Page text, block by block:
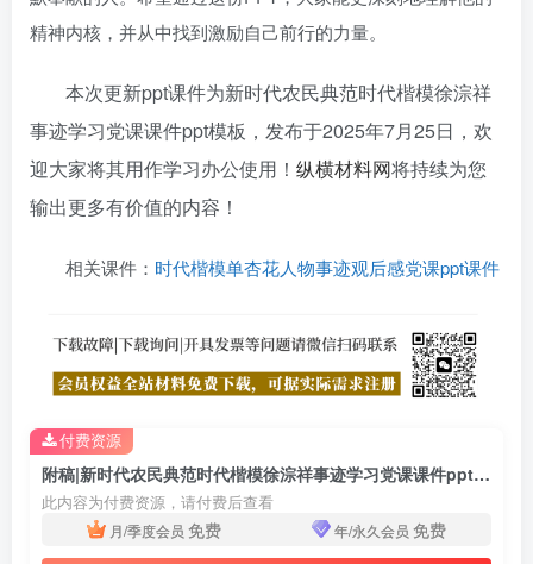
精神内核，并从中找到激励自己前行的力量。
本次更新ppt课件为新时代农民典范时代楷模徐淙祥
事迹学习党课课件ppt模板，发布于2025年7月25日 ，欢
迎大家将其用作学习办公使用！ 纵横材料网将持续为您
输出更多有价值的内容！
相关课件： 时代楷模单杏花人物事迹观后感党课ppt课件
附稿|新时代农民典范时代楷模徐淙祥事迹学习党课课件ppt模板
此内容为付费资源，请付费后查看
月/季度会员 免费 年/永久会员 免费
付费资源